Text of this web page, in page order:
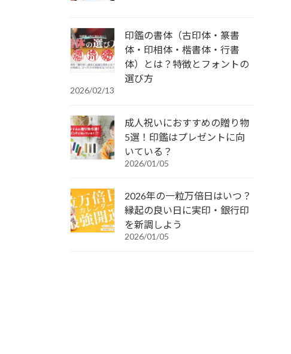
印鑑の書体（古印体・篆書
体・印相体・楷書体・行書
体）とは？特徴とフォントの
選び方
2026/02/13
成人祝いにおすすめの贈り物
5選！印鑑はプレゼントに向
いている？
2026/01/05
2026年の一粒万倍日はいつ？
縁起の良い日に実印・銀行印
を新調しよう
2026/01/05